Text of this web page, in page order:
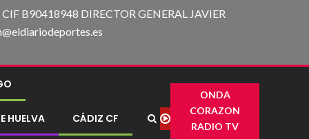
B90418948 DIRECTOR GENERAL JAVIER
HUELVA CÁDIZ CF
ONDA
CORAZON
RADIO TV